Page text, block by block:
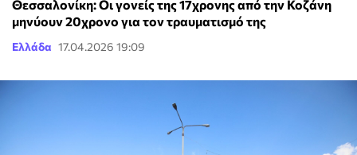
Θεσσαλονίκη: Οι γονείς της 17χρονης από την Κοζάνη
μηνύουν 20χρονο για τον τραυματισμό της
Ελλάδα 17.04.2026 19:09